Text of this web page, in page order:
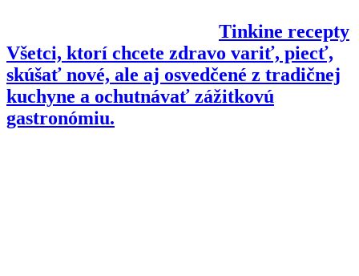
Tinkine recepty
Všetci, ktorí chcete zdravo variť, piecť,
skúšať nové, ale aj osvedčené z tradičnej
kuchyne a ochutnávať zážitkovú
gastronómiu.